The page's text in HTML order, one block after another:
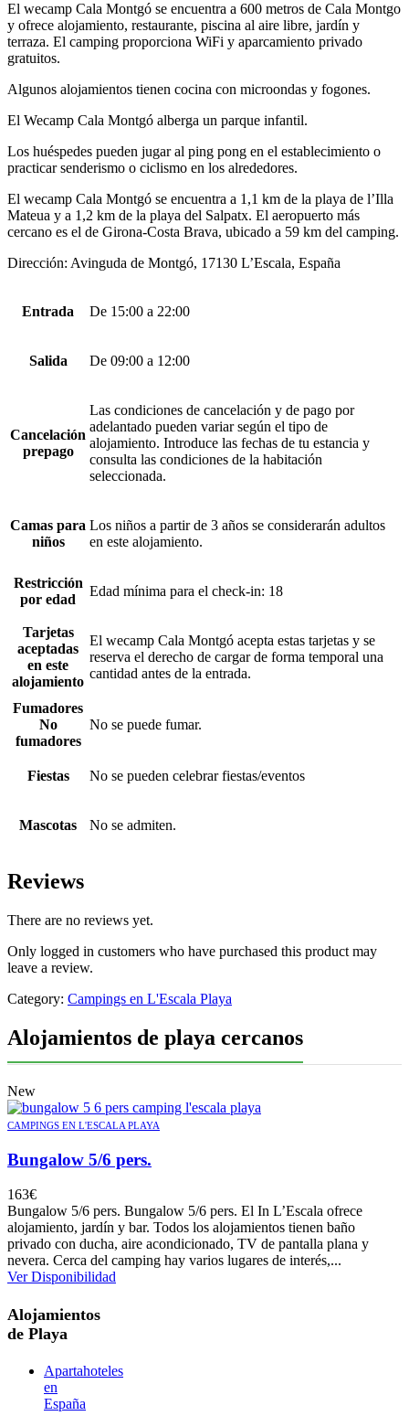
El wecamp Cala Montgó se encuentra a 600 metros de Cala Montgo
y ofrece alojamiento, restaurante, piscina al aire libre, jardín y
terraza. El camping proporciona WiFi y aparcamiento privado
gratuitos.
Algunos alojamientos tienen cocina con microondas y fogones.
El Wecamp Cala Montgó alberga un parque infantil.
Los huéspedes pueden jugar al ping pong en el establecimiento o
practicar senderismo o ciclismo en los alrededores.
El wecamp Cala Montgó se encuentra a 1,1 km de la playa de l’Illa
Mateua y a 1,2 km de la playa del Salpatx. El aeropuerto más
cercano es el de Girona-Costa Brava, ubicado a 59 km del camping.
Dirección: Avinguda de Montgó, 17130 L’Escala, España
Entrada De 15:00 a 22:00
Salida De 09:00 a 12:00
Cancelación
prepago
Las condiciones de cancelación y de pago por
adelantado pueden variar según el tipo de
alojamiento. Introduce las fechas de tu estancia y
consulta las condiciones de la habitación
seleccionada.
Camas para
niños
Los niños a partir de 3 años se considerarán adultos
en este alojamiento.
Restricción
por edad
Edad mínima para el check-in: 18
Tarjetas
aceptadas
en este
alojamiento
El wecamp Cala Montgó acepta estas tarjetas y se
reserva el derecho de cargar de forma temporal una
cantidad antes de la entrada.
Fumadores
No
fumadores
No se puede fumar.
Fiestas No se pueden celebrar fiestas/eventos
Mascotas No se admiten.
Reviews
There are no reviews yet.
Only logged in customers who have purchased this product may
leave a review.
Category: Campings en L'Escala Playa
Alojamientos de playa cercanos
New
CAMPINGS EN L'ESCALA PLAYA
Bungalow 5/6 pers.
163€
Bungalow 5/6 pers. Bungalow 5/6 pers. El In L’Escala ofrece
alojamiento, jardín y bar. Todos los alojamientos tienen baño
privado con ducha, aire acondicionado, TV de pantalla plana y
nevera. Cerca del camping hay varios lugares de interés,...
Ver Disponibilidad
Alojamientos
de Playa
Apartahoteles
en
España